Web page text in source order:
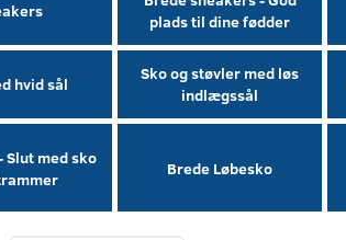
plads til dine fødder
hvid sål
Sko og støvler med løs
indlægssål
Slut med sko
Brede Løbesko